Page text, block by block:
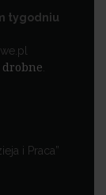
tygodniu
drobne.
i Praca”